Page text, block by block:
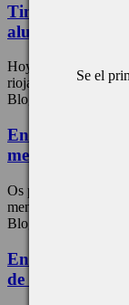
Timbal de
alubias
Hoy vamos a
riojanos, además de
Blog Post
Ensalada muy
menta con el
Os presento una
menta con solo tres
Blog Post
Ensalada de
de Oriente
Se el